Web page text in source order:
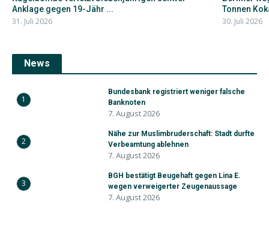
Anklage gegen 19-Jähr ...
31. Juli 2026
Tonnen
30. Juli 2026
News
1
Bundesbank registriert weniger falsche
Banknoten
7. August 2026
2
Nähe zur Muslimbruderschaft: Stadt durfte
Verbeamtung ablehnen
7. August 2026
3
BGH bestätigt Beugehaft gegen Lina E.
wegen verweigerter Zeugenaussage
7. August 2026